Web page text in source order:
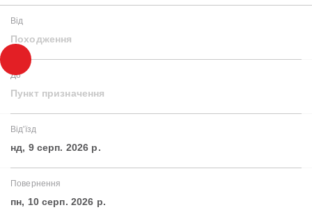
Від
Походження
До
Пункт призначення
Від'їзд
нд, 9 серп. 2026 р.
Повернення
пн, 10 серп. 2026 р.